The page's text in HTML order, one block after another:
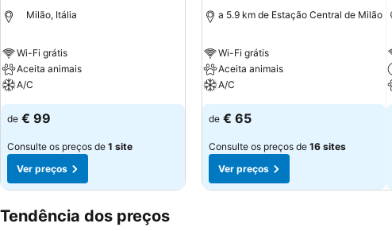
Milão, Itália
Wi-Fi grátis
Aceita animais
A/C
de € 99
Consulte os preços de 1 site
Ver preços
a 5.9 km de Estação Central de Milão
Wi-Fi grátis
Aceita animais
A/C
de € 65
Consulte os preços de 16 sites
Ver preços
Tendência dos preços